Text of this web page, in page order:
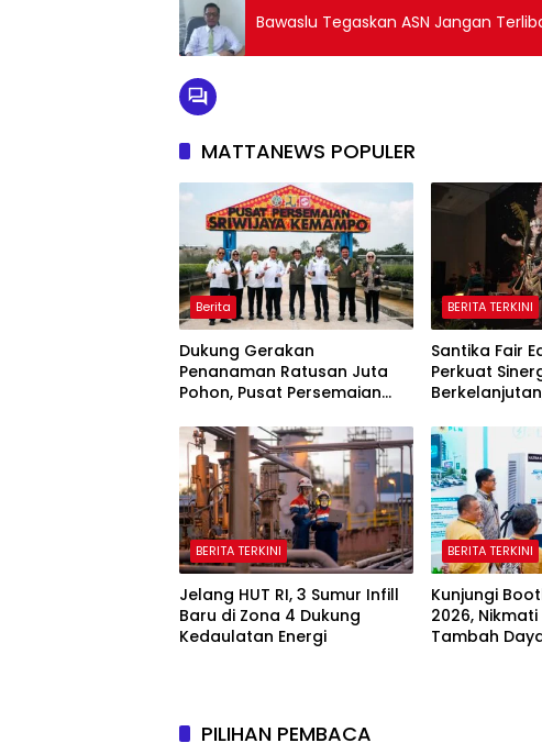
Bawaslu Tegaskan ASN Jangan
MATTANEWS POPULER
Berita
Dukung Gerakan
Penanaman Ratusan Juta
Pohon, Pusat Persemaian
Jaringan Persemaian
Nasional*
BERITA TERKINI
Santika Fair
Perkuat
Corporate
BERITA TERKINI
Jelang HUT RI, 3 Sumur Infill
Baru di Zona 4 Dukung
Kedaulatan Energi
BERITA TERKINI
Kunjungi
2026,
Tambah
PILIHAN PEMBACA